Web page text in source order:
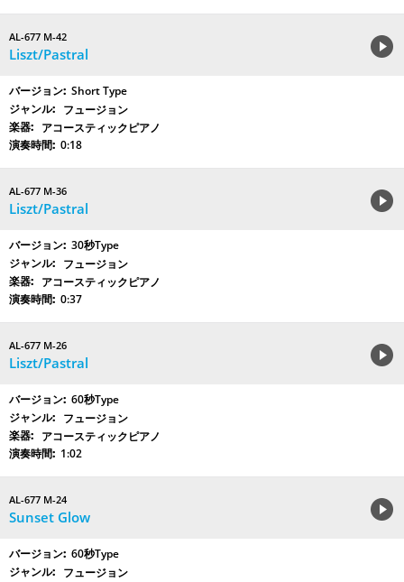
AL-677 M-42
Liszt/Pastral
Short Type
フュージョン
アコースティックピアノ
0:18
AL-677 M-36
Liszt/Pastral
30秒Type
フュージョン
アコースティックピアノ
0:37
AL-677 M-26
Liszt/Pastral
60秒Type
フュージョン
アコースティックピアノ
1:02
AL-677 M-24
Sunset Glow
60秒Type
フュージョン